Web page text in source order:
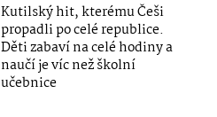
Kutilský hit, kterému Češi
propadli po celé republice.
Děti zabaví na celé hodiny a
naučí je víc než školní
učebnice